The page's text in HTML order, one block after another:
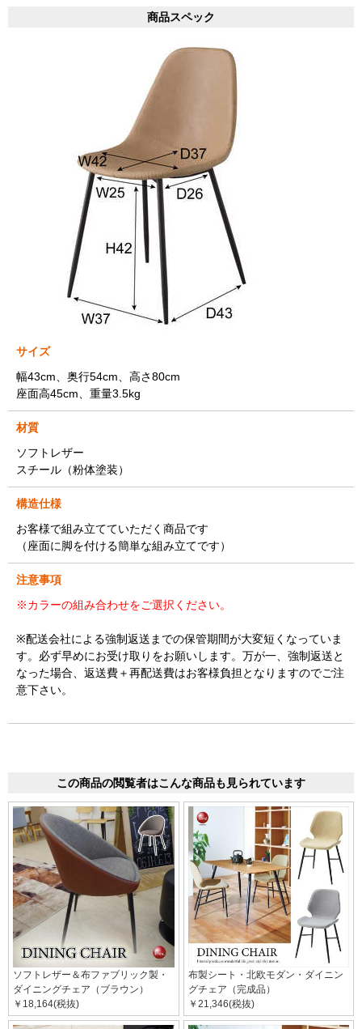
商品スペック
サイズ
幅43cm、奥行54cm、高さ80cm
座面高45cm、重量3.5kg
材質
ソフトレザー
スチール（粉体塗装）
構造仕様
お客様で組み立てていただく商品です
（座面に脚を付ける簡単な組み立てです）
注意事項
※カラーの組み合わせをご選択ください。
※配送会社による強制返送までの保管期間が大変短くなっていま
す。必ず早めにお受け取りをお願いします。万が一、強制返送と
なった場合、返送費＋再配送費はお客様負担となりますのでご注
意下さい。
この商品の閲覧者はこんな商品も見られています
ソフトレザー＆布ファブリック製・
ダイニングチェア（ブラウン）
￥18,164(税抜)
布製シート・北欧モダン・ダイニン
グチェア（完成品）
￥21,346(税抜)